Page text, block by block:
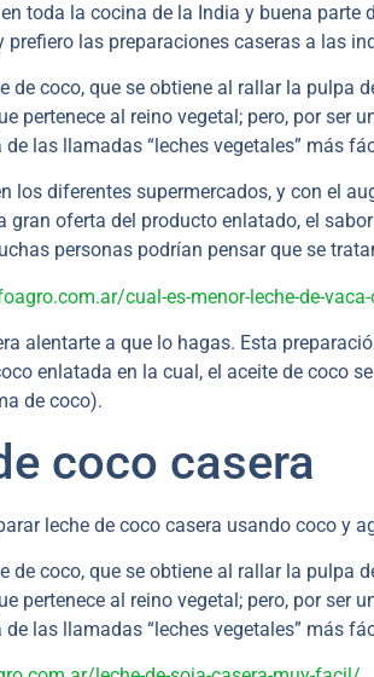
toda la cocina de la India y buena parte
las preparaciones caseras a las
de coco, que se obtiene al rallar la pulpa
pertenece al reino vegetal; pero, por ser
las llamadas “leches vegetales” más
los diferentes supermercados, y con el
gran oferta del producto enlatado, el
personas podrían pensar que se
cual-es-menor-leche-de-
alentarte a que lo hagas. Esta
enlatada en la cual, el aceite de coco
de coco).
coco casera
leche de coco casera usando coco y
de coco, que se obtiene al rallar la pulpa
pertenece al reino vegetal; pero, por ser
las llamadas “leches vegetales” más